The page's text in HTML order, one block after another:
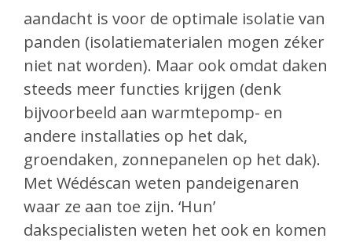
aandacht is voor de optimale isolatie van
panden (isolatiematerialen mogen zéker
niet nat worden). Maar ook omdat daken
steeds meer functies krijgen (denk
bijvoorbeeld aan warmtepomp- en
andere installaties op het dak,
groendaken, zonnepanelen op het dak).
Met Wédéscan weten pandeigenaren
waar ze aan toe zijn. ‘Hun’
dakspecialisten weten het ook en komen